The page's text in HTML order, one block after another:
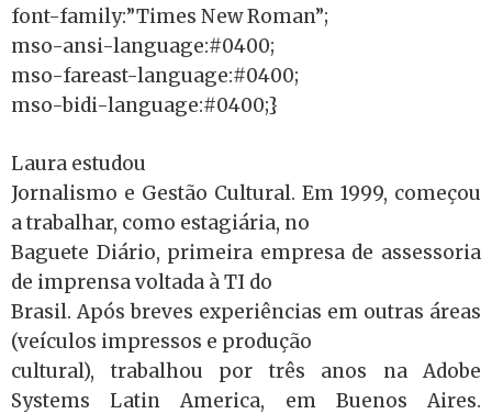
font-family:”Times New Roman”;
mso-ansi-language:#0400;
mso-fareast-language:#0400;
mso-bidi-language:#0400;}
Laura estudou
Jornalismo e Gestão Cultural. Em 1999, começou
a trabalhar, como estagiária, no
Baguete Diário, primeira empresa de assessoria
de imprensa voltada à TI do
Brasil. Após breves experiências em outras áreas
(veículos impressos e produção
cultural), trabalhou por três anos na Adobe
Systems Latin America, em Buenos Aires.